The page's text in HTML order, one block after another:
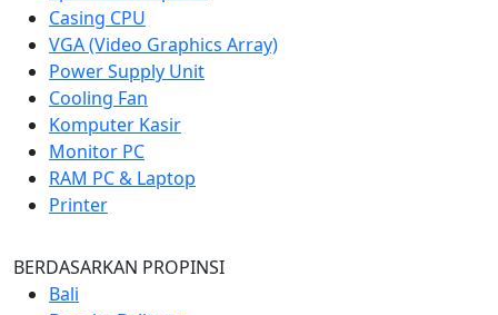
Casing CPU
VGA (Video Graphics Array)
Power Supply Unit
Cooling Fan
Komputer Kasir
Monitor PC
RAM PC & Laptop
Printer
BERDASARKAN PROPINSI
Bali